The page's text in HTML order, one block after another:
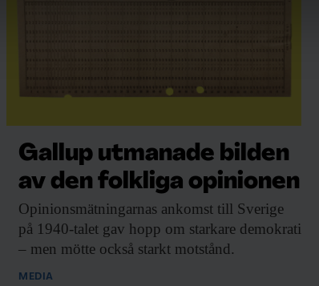
att anpassa innehållet och annonserna till användarna,
Vi vidarebefordrar även sådana identifierare och
analysföretag som vi samarbetar med. Dessa kan i
tillhandahållit eller som de har samlat in när du har
Gallup utmanade bilden
av den folkliga opinionen
Opinionsmätningarnas ankomst till Sverige
på 1940-talet gav hopp om starkare demokrati
– men mötte också starkt motstånd.
MEDIA